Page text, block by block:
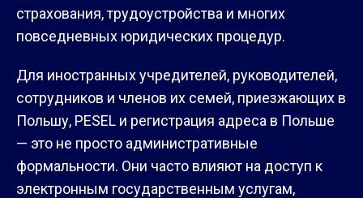
страхования, трудоустройства и многих
повседневных юридических процедур.
Для иностранных учредителей, руководителей,
сотрудников и членов их семей, приезжающих в
Польшу, PESEL и регистрация адреса в Польше
— это не просто административные
формальности. Они часто влияют на доступ к
электронным государственным услугам,